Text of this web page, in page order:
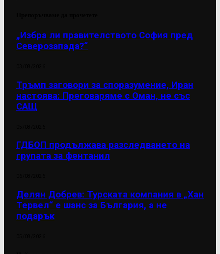
„Избра ли правителството София пред
Северозапада?“
Тръмп заговори за споразумение, Иран
настоява: Преговаряме с Оман, не със
САЩ
ГДБОП продължава разследването на
групата за фентанил
Делян Добрев: Турската компания в „Хан
Тервел“ е шанс за България, а не
подарък